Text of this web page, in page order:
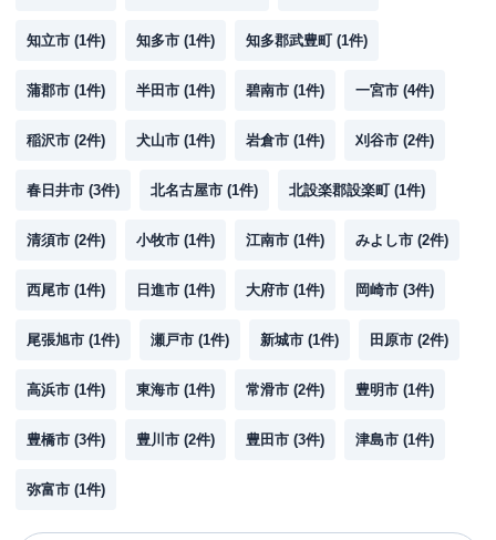
知立市 (1件) 知多市 (1件) 知多郡武豊町 (1件)
蒲郡市 (1件) 半田市 (1件) 碧南市 (1件) 一宮市 (4件)
稲沢市 (2件) 犬山市 (1件) 岩倉市 (1件) 刈谷市 (2件)
春日井市 (3件) 北名古屋市 (1件) 北設楽郡設楽町 (1件)
清須市 (2件) 小牧市 (1件) 江南市 (1件) みよし市 (2件)
西尾市 (1件) 日進市 (1件) 大府市 (1件) 岡崎市 (3件)
尾張旭市 (1件) 瀬戸市 (1件) 新城市 (1件) 田原市 (2件)
高浜市 (1件) 東海市 (1件) 常滑市 (2件) 豊明市 (1件)
豊橋市 (3件) 豊川市 (2件) 豊田市 (3件) 津島市 (1件)
弥富市 (1件)